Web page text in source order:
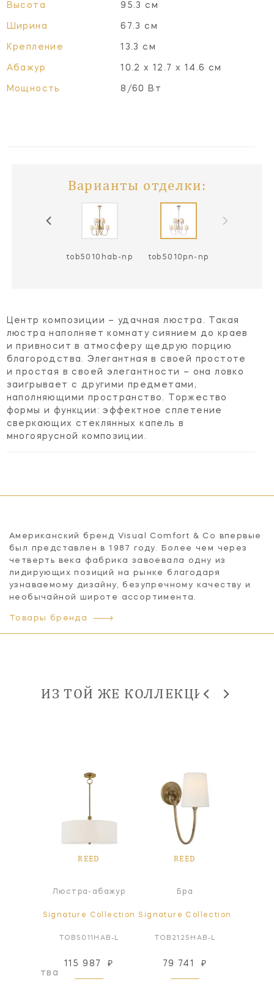
Высота 95.3 см
Ширина 67.3 см
Крепление 13.3 см
Абажур 10.2 х 12.7 х 14.6 см
Мощность 8/60 Вт
Варианты отделки:
tob5010hab-np tob5010pn-np
Центр композиции – удачная люстра. Такая
люстра наполняет комнату сиянием до краев
и привносит в атмосферу щедрую порцию
благородства. Элегантная в своей простоте
и простая в своей элегантности – она ловко
заигрывает с другими предметами,
наполняющими пространство. Торжество
формы и функции: эффектное сплетение
сверкающих стеклянных капель в
многоярусной композиции.
Американский бренд Visual Comfort & Co впервые
был представлен в 1987 году. Более чем через
четверть века фабрика завоевала одну из
лидирующих позиций на рынке благодаря
узнаваемому дизайну, безупречному качеству и
необычайной широте ассортимента.
Товары бренда
ИЗ ТОЙ ЖЕ КОЛЛЕКЦИИ
REED
Люстра-абажур
Signature Collection
TOB5011HAB-L
115 987 ₽
REED
Бра
Signature Collection
TOB2125HAB-L
79 741 ₽